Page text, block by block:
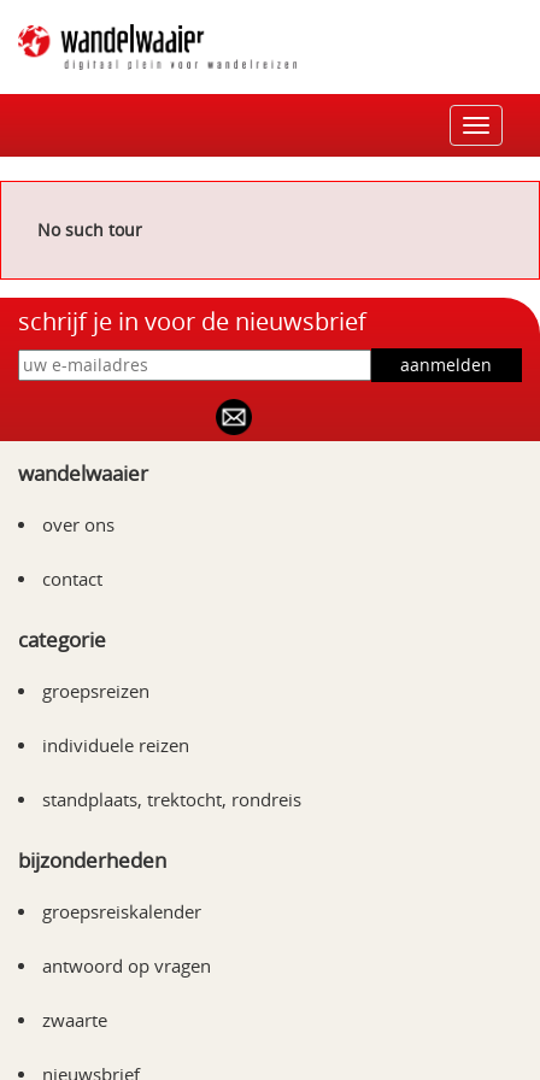
Toggle
No such tour
schrijf je in voor de nieuwsbrief
wandelwaaier
over ons
contact
categorie
groepsreizen
individuele reizen
standplaats, trektocht, rondreis
bijzonderheden
groepsreiskalender
antwoord op vragen
zwaarte
nieuwsbrief